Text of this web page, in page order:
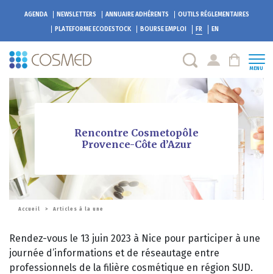
AGENDA NEWSLETTERS ANNUAIRE ADHÉRENTS
OUTILS RÉGLEMENTAIRES
PLATEFORME ECODESTOCK BOURSE EMPLOI FR EN
MENU
Rencontre Cosmetopôle
Provence-Côte d’Azur
Accueil > Articles à la une
Rendez-vous le 13 juin 2023 à Nice pour participer à une
journée d’informations et de réseautage entre
professionnels de la filière cosmétique en région SUD.